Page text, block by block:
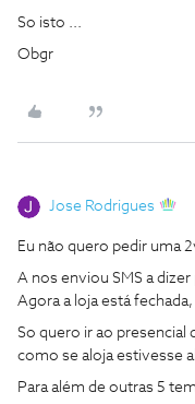
So isto ...
Obgr
Jose Rodrigues
Eu não quero pedir uma
A nos enviou SMS a
Agora a loja está
So quero ir ao presencial
como se aloja estivesse
Para além de outras 5